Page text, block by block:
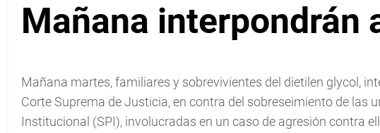
Mañana interpondrán
Mañana martes, familiares y sobrevivientes del dietilen glycol,
Corte Suprema de Justicia, en contra del sobreseimiento de las
Institucional (SPI), involucradas en un caso de agresión contra